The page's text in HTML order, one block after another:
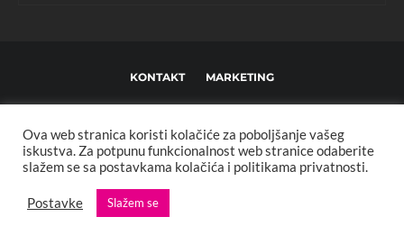
KONTAKT MARKETING
IMPRESSUM O NAMA
Copyright © 2013 - 2025 FBL creative. Sva prava zadržana. Developed by:
XStreamThemes
Ova web stranica koristi kolačiće za poboljšanje vašeg
iskustva. Za potpunu funkcionalnost web stranice odaberite
slažem se sa postavkama kolačića i politikama privatnosti.
Postavke Slažem se